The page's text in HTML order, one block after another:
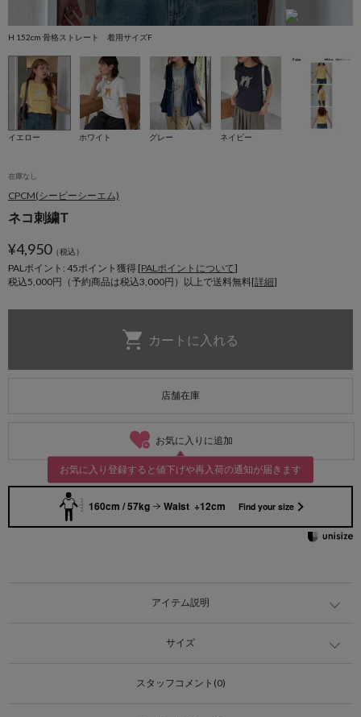
H 152cm 骨格ストレート 着用サイズF
イエロー ホワイト グレー ネイビー
在庫なし
CPCM(シーピーシーエム)
ネコ刺繍T
¥4,950（税込）
PALポイント: 45ポイント獲得 [PALポイントについて]
税込5,000円（予約商品は税込3,000円）以上で送料無料[詳細]
店舗在庫
お気に入りに追加
お気に入り登録すると値下げや再入荷の通知が届きます
160cm / 57kg Waist +12cm Find your size
アイテム説明
サイズ
スタッフコメント(0)